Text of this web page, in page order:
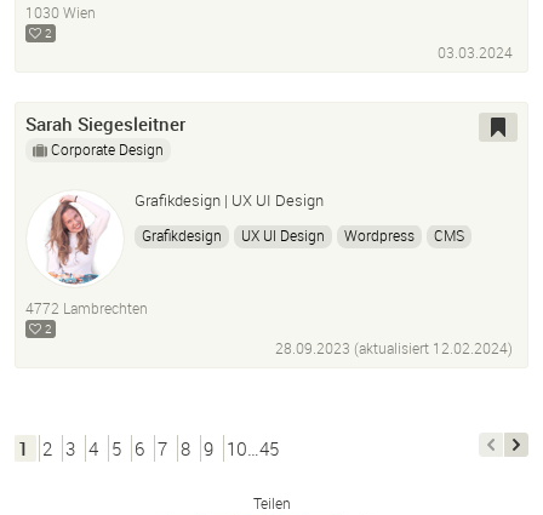
1030 Wien
2
03.03.2024
Sarah Siegesleitner
Corporate Design
Grafikdesign | UX UI Design
Grafikdesign UX UI Design Wordpress
CMS
4772 Lambrechten
2
28.09.2023 (aktualisiert 12.02.2024)
1 2 3 4 5 6 7 8 9 10…45
Teilen